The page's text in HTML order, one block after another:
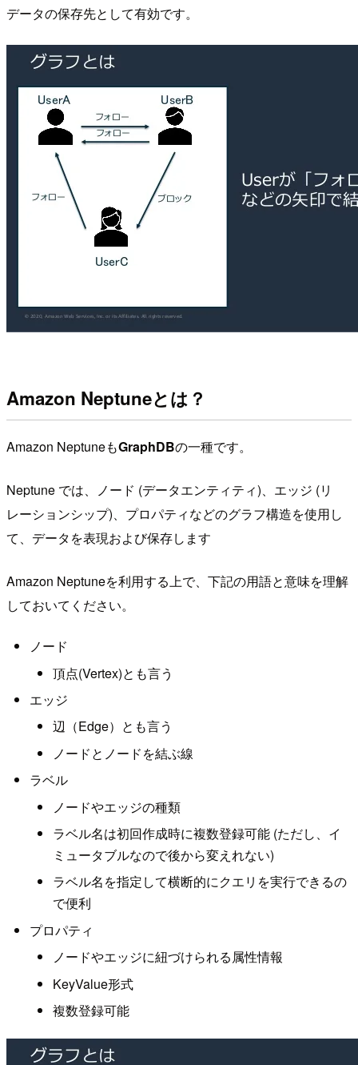
データの保存先として有効です。
Amazon Neptuneとは？
Amazon NeptuneもGraphDBの一種です。
Neptune では、ノード (データエンティティ)、エッジ (リ
レーションシップ)、プロパティなどのグラフ構造を使用し
て、データを表現および保存します
Amazon Neptuneを利用する上で、下記の用語と意味を理解
しておいてください。
ノード
頂点(Vertex)とも言う
エッジ
辺（Edge）とも言う
ノードとノードを結ぶ線
ラベル
ノードやエッジの種類
ラベル名は初回作成時に複数登録可能 (ただし、イ
ミュータブルなので後から変えれない)
ラベル名を指定して横断的にクエリを実行できるの
で便利
プロパティ
ノードやエッジに紐づけられる属性情報
KeyValue形式
複数登録可能